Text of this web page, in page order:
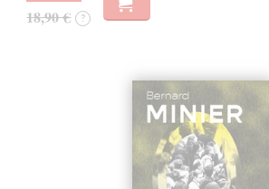
18,90 € ?